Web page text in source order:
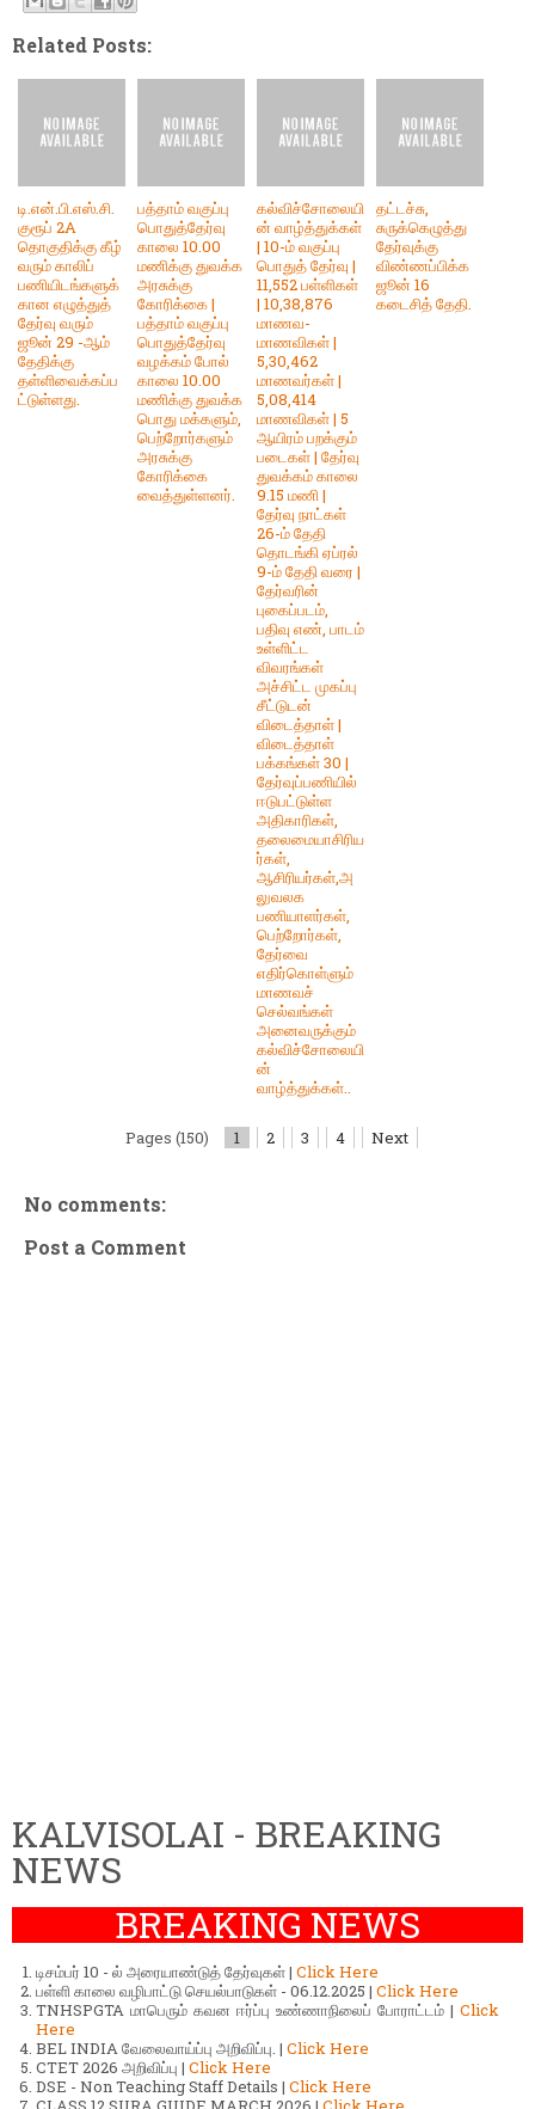
Related Posts:
டி.என்.பி.எஸ்.சி.
குரூப் 2A
தொகுதிக்கு கீழ்
வரும் காலிப்
பணியிடங்களுக்
கான எழுத்துத்
தேர்வு வரும்
ஜூன் 29 -ஆம்
தேதிக்கு
தள்ளிவைக்கப்ப
ட்டுள்ளது.
பத்தாம் வகுப்பு
பொதுத்தேர்வு
காலை 10.00
மணிக்கு துவக்க
அரசுக்கு
கோரிக்கை |
பத்தாம் வகுப்பு
பொதுத்தேர்வு
வழக்கம் போல்
காலை 10.00
மணிக்கு துவக்க
பொது மக்களும்,
பெற்றோர்களும்
அரசுக்கு
கோரிக்கை
வைத்துள்ளனர்.
கல்விச்சோலையி
ன் வாழ்த்துக்கள்
| 10-ம் வகுப்பு
பொதுத் தேர்வு |
11,552 பள்ளிகள்
| 10,38,876
மாணவ-
மாணவிகள் |
5,30,462
மாணவர்கள் |
5,08,414
மாணவிகள் | 5
ஆயிரம் பறக்கும்
படைகள் | தேர்வு
துவக்கம் காலை
9.15 மணி |
தேர்வு நாட்கள்
26-ம் தேதி
தொடங்கி ஏப்ரல்
9-ம் தேதி வரை |
தேர்வரின்
புகைப்படம்,
பதிவு எண், பாடம்
உள்ளிட்ட
விவரங்கள்
அச்சிட்ட முகப்பு
சீட்டுடன்
விடைத்தாள் |
விடைத்தாள்
பக்கங்கள் 30 |
தேர்வுப்பணியில்
ஈடுபட்டுள்ள
அதிகாரிகள்,
தலைமையாசிரிய
ர்கள்,
ஆசிரியர்கள்,அ
லுவலக
பணியாளர்கள்,
பெற்றோர்கள்,
தேர்வை
எதிர்கொள்ளும்
மாணவச்
செல்வங்கள்
அனைவருக்கும்
கல்விச்சோலையி
ன்
வாழ்த்துக்கள்..
தட்டச்சு,
சுருக்கெழுத்து
தேர்வுக்கு
விண்ணப்பிக்க
ஜூன் 16
கடைசித் தேதி.
Pages (150) 1 2 3 4 Next
No comments:
Post a Comment
KALVISOLAI - BREAKING
NEWS
BREAKING NEWS
டிசம்பர் 10 - ல் அரையாண்டுத் தேர்வுகள் | Click Here
பள்ளி காலை வழிபாட்டு செயல்பாடுகள் - 06.12.2025 | Click Here
TNHSPGTA மாபெரும் கவன ஈர்ப்பு உண்ணாநிலைப் போராட்டம் | Click
Here
BEL INDIA வேலைவாய்ப்பு அறிவிப்பு. | Click Here
CTET 2026 அறிவிப்பு | Click Here
DSE - Non Teaching Staff Details | Click Here